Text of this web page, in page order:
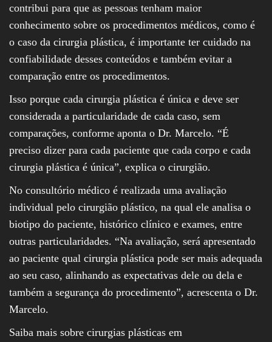
contribui para que as pessoas tenham maior
conhecimento sobre os procedimentos médicos, como é
o caso da cirurgia plástica, é importante ter cuidado na
confiabilidade desses conteúdos e também evitar a
comparação entre os procedimentos.
Isso porque cada cirurgia plástica é única e deve ser
considerada a particularidade de cada caso, sem
comparações, conforme aponta o Dr. Marcelo. “É
preciso dizer para cada paciente que cada corpo e cada
cirurgia plástica é única”, explica o cirurgião.
No consultório médico é realizada uma avaliação
individual pelo cirurgião plástico, na qual ele analisa o
biotipo do paciente, histórico clínico e exames, entre
outras particularidades. “Na avaliação, será apresentado
ao paciente qual cirurgia plástica pode ser mais adequada
ao seu caso, alinhando as expectativas dele ou dela e
também a segurança do procedimento”, acrescenta o Dr.
Marcelo.
Saiba mais sobre cirurgias plásticas em